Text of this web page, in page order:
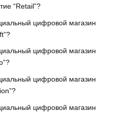
“Retail”?
цифровой магазин
цифровой магазин
цифровой магазин
цифровой магазин